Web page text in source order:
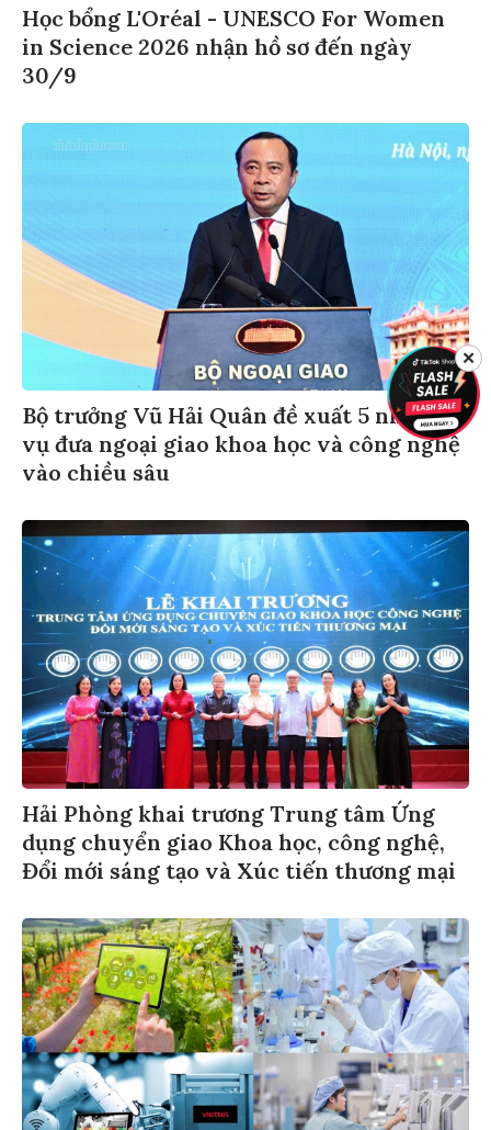
Học bổng L'Oréal - UNESCO For Women
in Science 2026 nhận hồ sơ đến ngày
30/9
Bộ trưởng Vũ Hải Quân đề xuất 5 nhiệm
vụ đưa ngoại giao khoa học và công nghệ
vào chiều sâu
Hải Phòng khai trương Trung tâm Ứng
dụng chuyển giao Khoa học, công nghệ,
Đổi mới sáng tạo và Xúc tiến thương mại
✕